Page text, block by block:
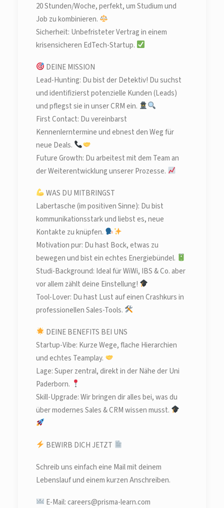
20 Stunden/Woche, perfekt, um Studium und
Job zu kombinieren.
Sicherheit: Unbefristeter Vertrag in einem
krisensicheren EdTech-Startup.
DEINE MISSION
Lead-Hunting: Du bist der Detektiv! Du suchst
und identifizierst potenzielle Kunden (Leads)
und pflegst sie in unser CRM ein.
First Contact: Du vereinbarst
Kennenlerntermine und ebnest den Weg für
neue Deals.
Future Growth: Du arbeitest mit dem Team an
der Weiterentwicklung unserer Prozesse.
WAS DU MITBRINGST
Labertasche (im positiven Sinne): Du bist
kommunikationsstark und liebst es, neue
Kontakte zu knüpfen.
Motivation pur: Du hast Bock, etwas zu
bewegen und bist ein echtes Energiebündel.
Studi-Background: Ideal für WiWi, IBS & Co. aber
vor allem zählt deine Einstellung!
Tool-Lover: Du hast Lust auf einen Crashkurs in
professionellen Sales-Tools.
DEINE BENEFITS BEI UNS
Startup-Vibe: Kurze Wege, flache Hierarchien
und echtes Teamplay.
Lage: Super zentral, direkt in der Nähe der Uni
Paderborn.
Skill-Upgrade: Wir bringen dir alles bei, was du
über modernes Sales & CRM wissen musst.
BEWIRB DICH JETZT
Schreib uns einfach eine Mail mit deinem
Lebenslauf und einem kurzen Anschreiben.
E-Mail: careers@prisma-learn.com